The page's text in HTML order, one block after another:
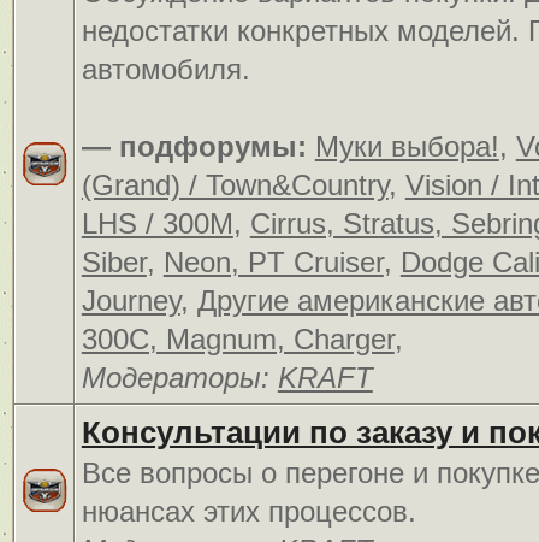
недостатки конкретных
автомобиля.
— подфорумы: Муки выбора!,
(Grand) / Town&Country, Vision /
LHS / 300M, Cirrus, Stratus,
Siber, Neon, PT Cruiser, Dodge
Journey, Другие американские
300C, Magnum, Charger,
Модераторы: KRAFT
Консультации по заказу и
Все вопросы о перегоне и
нюансах этих процессов.